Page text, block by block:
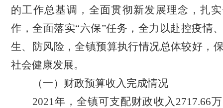
的工作总基调，全面贯彻新发展理念，扎
作，全面落实“六保”任务，全力以赴控疫情
生、防风险，全镇预算执行情况总体较好，
社会健康发展。
（一）财政预算收入完成情况
2021年，全镇可支配财政收入2717.66